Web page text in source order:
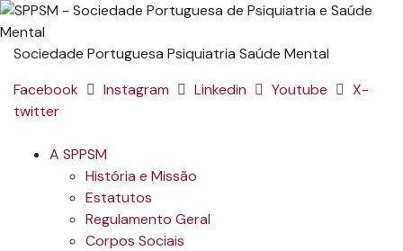
Sociedade Portuguesa Psiquiatria Saúde Mental
Facebook
Instagram Linkedin Youtube
X-
twitter
A SPPSM
História e Missão
Estatutos
Regulamento Geral
Corpos Sociais